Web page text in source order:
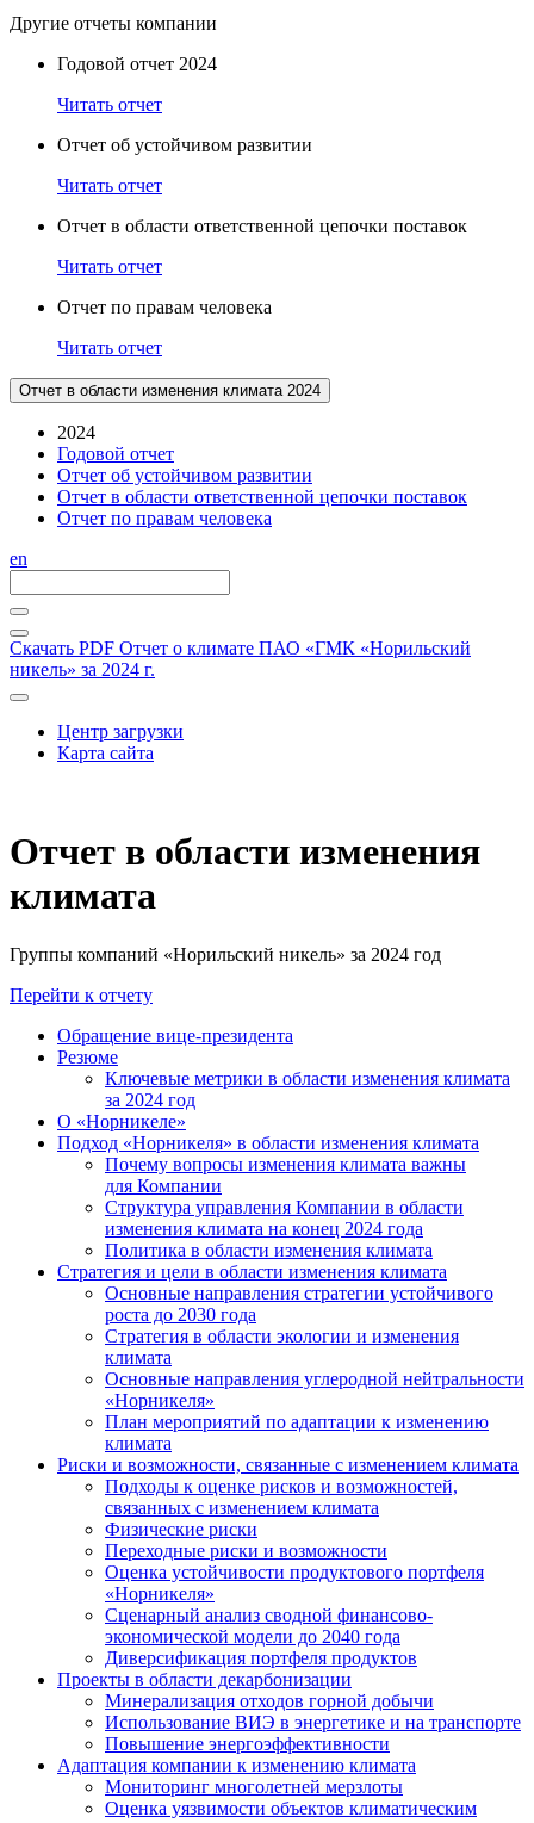
Другие отчеты компании
Годовой отчет 2024
Читать отчет
Отчет об устойчивом развитии
Читать отчет
Отчет в области ответственной цепочки поставок
Читать отчет
Отчет по правам человека
Читать отчет
Отчет в области изменения климата 2024
2024
Годовой отчет
Отчет об устойчивом развитии
Отчет в области ответственной цепочки поставок
Отчет по правам человека
en
Скачать PDF Отчет о климате ПАО «ГМК «Норильский
никель» за 2024 г.
Центр загрузки
Карта сайта
Отчет в области изменения
климата
Группы компаний «Норильский никель» за 2024 год
Перейти к отчету
Обращение вице-президента
Резюме
Ключевые метрики в области изменения климата
за 2024 год
О «Норникеле»
Подход «Норникеля» в области изменения климата
Почему вопросы изменения климата важны
для Компании
Структура управления Компании в области
изменения климата на конец 2024 года
Политика в области изменения климата
Стратегия и цели в области изменения климата
Основные направления стратегии устойчивого
роста до 2030 года
Стратегия в области экологии и изменения
климата
Основные направления углеродной нейтральности
«Норникеля»
План мероприятий по адаптации к изменению
климата
Риски и возможности, связанные с изменением климата
Подходы к оценке рисков и возможностей,
связанных с изменением климата
Физические риски
Переходные риски и возможности
Оценка устойчивости продуктового портфеля
«Норникеля»
Сценарный анализ сводной финансово-
экономической модели до 2040 года
Диверсификация портфеля продуктов
Проекты в области декарбонизации
Минерализация отходов горной добычи
Использование ВИЭ в энергетике и на транспорте
Повышение энергоэффективности
Адаптация компании к изменению климата
Мониторинг многолетней мерзлоты
Оценка уязвимости объектов климатическим